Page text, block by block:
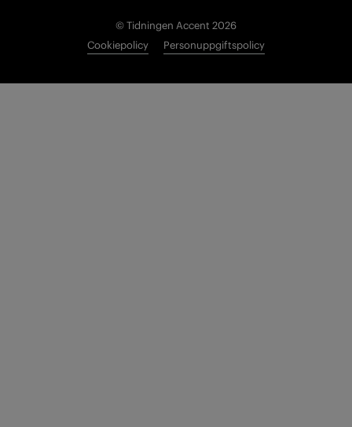
© Tidningen Accent 2026
Cookiepolicy
Personuppgiftspolicy